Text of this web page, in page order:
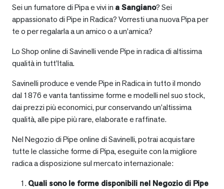
Sei un fumatore di Pipa e vivi in aSangiano? Sei
appassionato di Pipe in Radica? Vorresti una nuova Pipa per
te o per regalarla a un amico o a un’amica?
Lo Shop online di Savinelli vende Pipe in radica di altissima
qualità in tutt’Italia.
Savinelli produce e vende Pipe in Radica in tutto il mondo
dal 1876 e vanta tantissime forme e modelli nel suo stock,
dai prezzi più economici, pur conservando un’altissima
qualità, alle pipe più rare, elaborate e raffinate.
Nel Negozio di Pipe online di Savinelli, potrai acquistare
tutte le classiche forme di Pipa, eseguite con la migliore
radica a disposizione sul mercato internazionale:
Quali sono le forme disponibili nel Negozio di Pipe